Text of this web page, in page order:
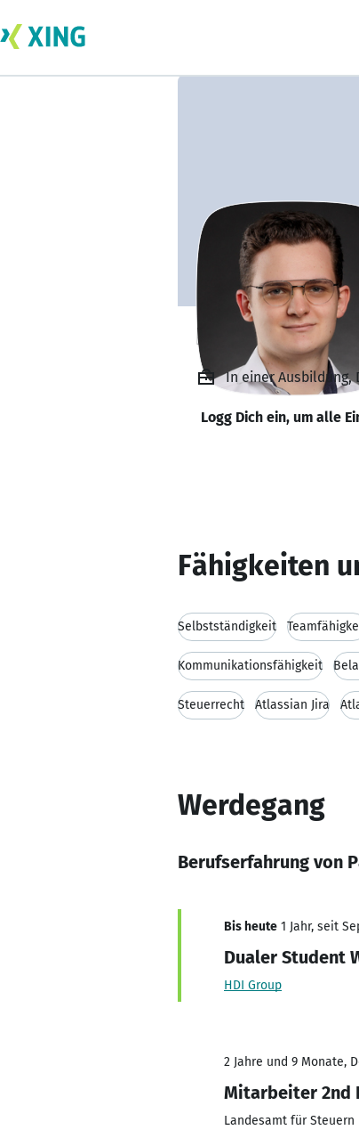
Pascal
In einer Ausbildung,
Logg Dich ein, um alle
Fähigkeiten
Selbstständigkeit
Kommunikationsfähigkeit
Steuerrecht Atlassian Jira
Werdegang
Berufserfahrung von
Bis heute 1 Jahr, seit
Dualer Student
HDI Group
2 Jahre und 9 Monate,
Mitarbeiter 2nd
Landesamt für Steuern